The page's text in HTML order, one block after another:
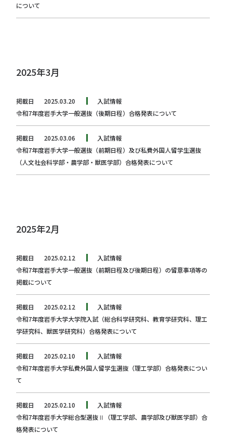
について
2025年3月
掲載日 2025.03.20
入試情報
令和7年度岩手大学一般選抜（後期日程）合格発表について
掲載日 2025.03.06
入試情報
令和7年度岩手大学一般選抜（前期日程）及び私費外国人留学生選抜
（人文社会科学部・農学部・獣医学部）合格発表について
2025年2月
掲載日 2025.02.12
入試情報
令和7年度岩手大学一般選抜（前期日程及び後期日程）の留意事項等の
掲載について
掲載日 2025.02.12
入試情報
令和7年度岩手大学大学院入試（総合科学研究科、教育学研究科、理工
学研究科、獣医学研究科）合格発表について
掲載日 2025.02.10
入試情報
令和7年度岩手大学私費外国人留学生選抜（理工学部）合格発表につい
て
掲載日 2025.02.10
入試情報
令和7年度岩手大学総合型選抜Ⅱ（理工学部、農学部及び獣医学部）合
格発表について